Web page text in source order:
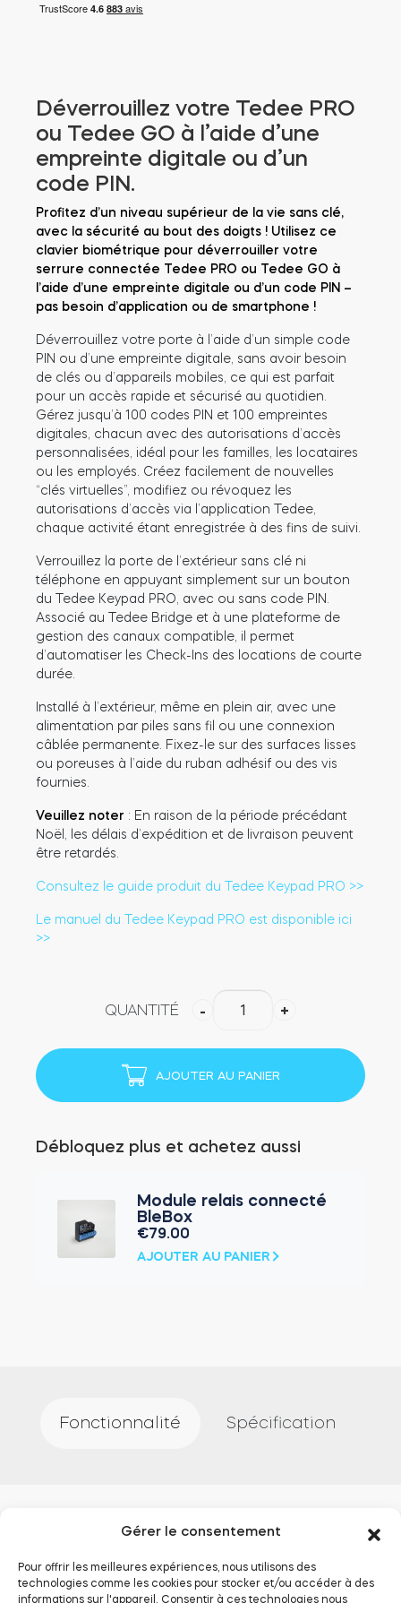
Gérer le consentement
Pour offrir les meilleures expériences, nous utilisons des
technologies comme les cookies pour stocker et/ou accéder à des
informations sur l'appareil. Consentir à ces technologies nous
Adaptateurs
Accès à la maison
Tedee Keypad PRO
Tedee Biometric Module
Module relais connecté BleBox
Tedee Dry Contact
Tedee GO2
Acheter
Déverrouillez votre Tedee PRO
ou Tedee GO à l’aide d’une
empreinte digitale ou d’un
code PIN.
Profitez d’un niveau supérieur de la vie sans clé,
avec la sécurité au bout des doigts ! Utilisez ce
clavier biométrique pour déverrouiller votre
serrure connectée Tedee PRO ou Tedee GO à
l’aide d’une empreinte digitale ou d’un code PIN –
pas besoin d’application ou de smartphone !
Déverrouillez votre porte à l’aide d’un simple code
PIN ou d’une empreinte digitale, sans avoir besoin
de clés ou d’appareils mobiles, ce qui est parfait
pour un accès rapide et sécurisé au quotidien.
Gérez jusqu’à 100 codes PIN et 100 empreintes
digitales, chacun avec des autorisations d’accès
personnalisées, idéal pour les familles, les locataires
ou les employés. Créez facilement de nouvelles
“clés virtuelles”, modifiez ou révoquez les
autorisations d’accès via l’application Tedee,
chaque activité étant enregistrée à des fins de suivi.
Verrouillez la porte de l’extérieur sans clé ni
téléphone en appuyant simplement sur un bouton
du Tedee Keypad PRO, avec ou sans code PIN.
Associé au Tedee Bridge et à une plateforme de
gestion des canaux compatible, il permet
d’automatiser les Check-Ins des locations de courte
durée.
Installé à l’extérieur, même en plein air, avec une
alimentation par piles sans fil ou une connexion
câblée permanente. Fixez-le sur des surfaces lisses
ou poreuses à l’aide du ruban adhésif ou des vis
fournies.
Veuillez noter : En raison de la période précédant
Noël, les délais d’expédition et de livraison peuvent
être retardés.
Consultez le guide produit du Tedee Keypad PRO >>
Le manuel du Tedee Keypad PRO est disponible ici
>>
QUANTITÉ -
(Noir)
+
AJOUTER AU PANIER
Débloquez plus et achetez aussi
Module relais connecté
BleBox
€79.00
AJOUTER AU PANIER
Fonctionnalité Spécification
Gérez l'accès avec jusqu'à 100 empreintes digitales
individuelles, chacune enregistrée pour le suivi de l'activité